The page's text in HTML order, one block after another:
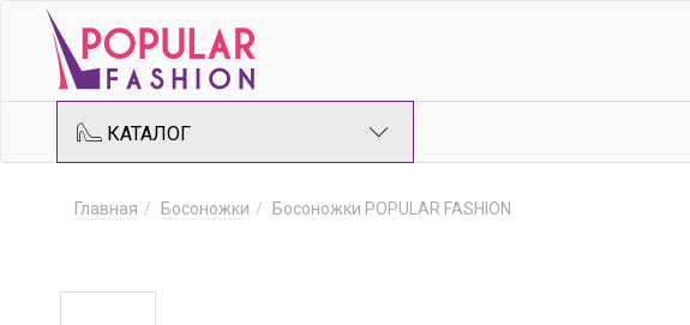
КАТАЛОГ
Главная Босоножки Босоножки POPULAR FASHION